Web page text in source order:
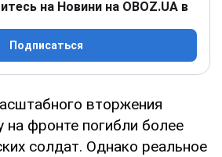
на Новини на OBOZ.UA в
Подписаться
вторжения
на фронте погибли более
солдат. Однако реальное